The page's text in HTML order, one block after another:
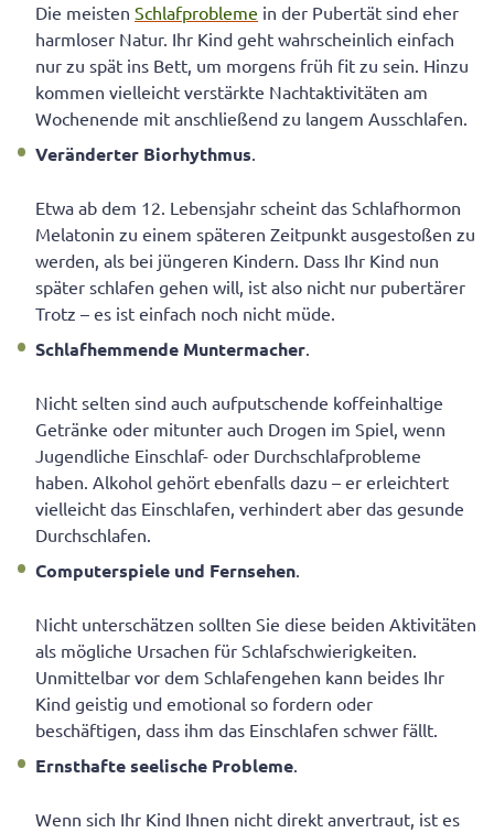
Die meisten Schlafprobleme in der Pubertät sind eher
harmloser Natur. Ihr Kind geht wahrscheinlich einfach
nur zu spät ins Bett, um morgens früh fit zu sein. Hinzu
kommen vielleicht verstärkte Nachtaktivitäten am
Wochenende mit anschließend zu langem Ausschlafen.
Veränderter Biorhythmus.
Etwa ab dem 12. Lebensjahr scheint das Schlafhormon
Melatonin zu einem späteren Zeitpunkt ausgestoßen zu
werden, als bei jüngeren Kindern. Dass Ihr Kind nun
später schlafen gehen will, ist also nicht nur pubertärer
Trotz – es ist einfach noch nicht müde.
Schlafhemmende Muntermacher.
Nicht selten sind auch aufputschende koffeinhaltige
Getränke oder mitunter auch Drogen im Spiel, wenn
Jugendliche Einschlaf- oder Durchschlafprobleme
haben. Alkohol gehört ebenfalls dazu – er erleichtert
vielleicht das Einschlafen, verhindert aber das gesunde
Durchschlafen.
Computerspiele und Fernsehen.
Nicht unterschätzen sollten Sie diese beiden Aktivitäten
als mögliche Ursachen für Schlafschwierigkeiten.
Unmittelbar vor dem Schlafengehen kann beides Ihr
Kind geistig und emotional so fordern oder
beschäftigen, dass ihm das Einschlafen schwer fällt.
Ernsthafte seelische Probleme.
Wenn sich Ihr Kind Ihnen nicht direkt anvertraut, ist es